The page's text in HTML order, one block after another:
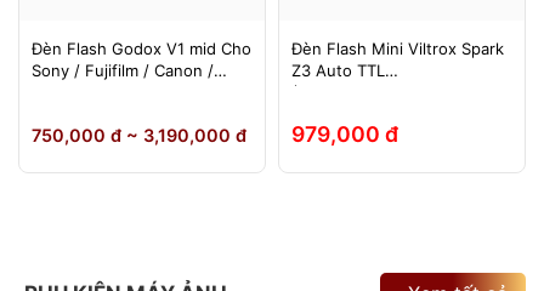
Đèn Flash Godox V1 mid Cho
Sony / Fujifilm / Canon /
750,000 đ ~ 3,190,000 đ
Đèn Flash Mini Viltrox Spark
Z3 Auto TTL
(Fuji/Sony/Canon/Nikon)
979,000 đ